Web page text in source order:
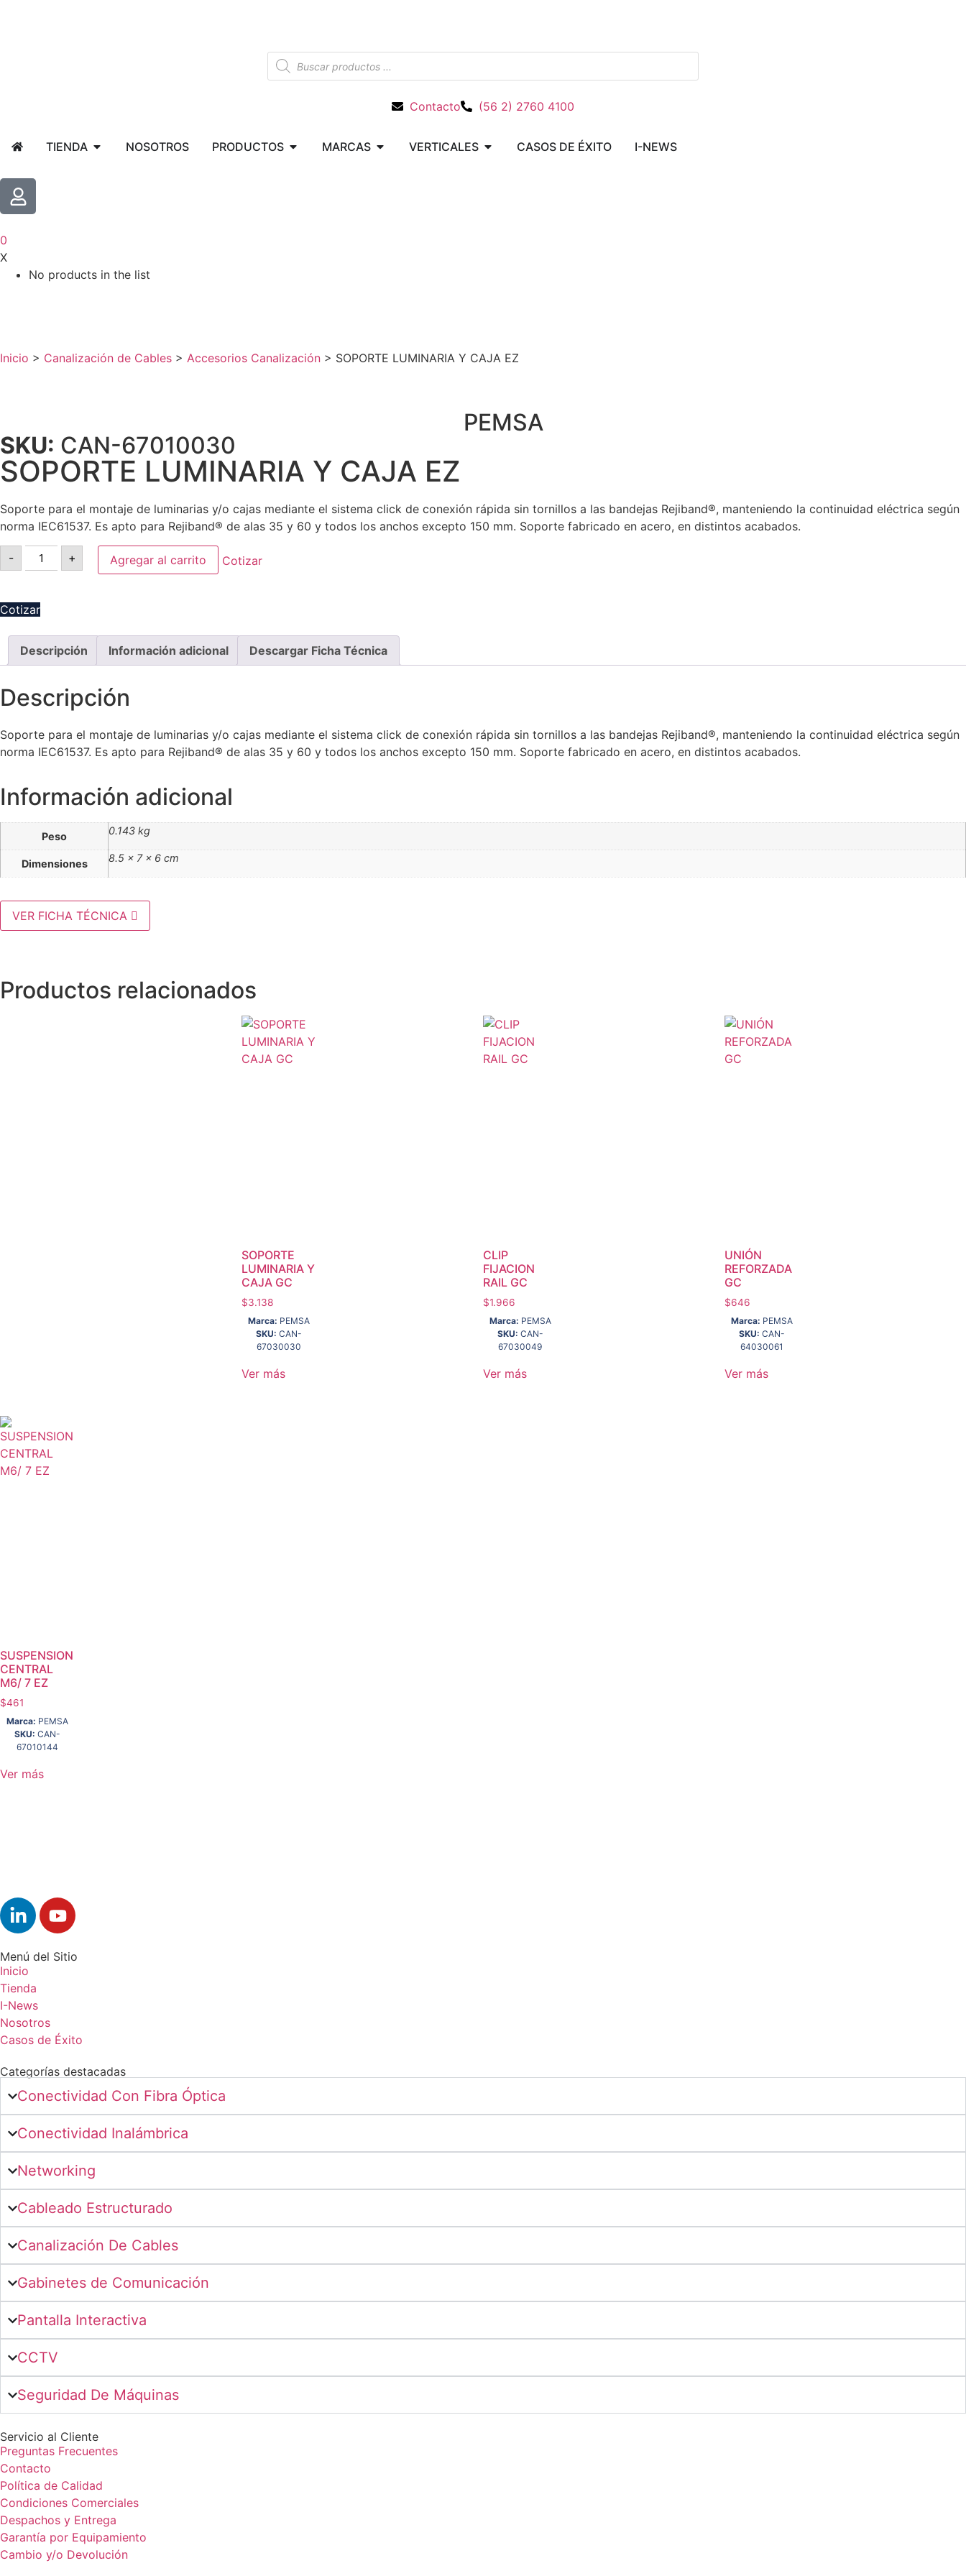
Contacto (56 2) 2760 4100
TIENDA NOSOTROS PRODUCTOS MARCAS VERTICALES CASOS DE ÉXITO I-NEWS
0
X
No products in the list
Inicio > Canalización de Cables > Accesorios Canalización > SOPORTE LUMINARIA Y CAJA EZ
PEMSA
SKU: CAN-67010030
SOPORTE LUMINARIA Y CAJA EZ
Soporte para el montaje de luminarias y/o cajas mediante el sistema click de conexión rápida sin tornillos a las bandejas Rejiband®, manteniendo la continuidad eléctrica según
norma IEC61537. Es apto para Rejiband® de alas 35 y 60 y todos los anchos excepto 150 mm. Soporte fabricado en acero, en distintos acabados.
- + Agregar al carrito Cotizar
Cotizar
Descripción Información adicional Descargar Ficha Técnica
Descripción
Soporte para el montaje de luminarias y/o cajas mediante el sistema click de conexión rápida sin tornillos a las bandejas Rejiband®, manteniendo la continuidad eléctrica según
norma IEC61537. Es apto para Rejiband® de alas 35 y 60 y todos los anchos excepto 150 mm. Soporte fabricado en acero, en distintos acabados.
Información adicional
Peso 0.143 kg
Dimensiones 8.5 × 7 × 6 cm
VER FICHA TÉCNICA
Productos relacionados
SOPORTE
LUMINARIA Y
CAJA GC
$3.138
Marca: PEMSA
SKU: CAN-
67030030
Ver más
CLIP
FIJACION
RAIL GC
$1.966
Marca: PEMSA
SKU: CAN-
67030049
Ver más
UNIÓN
REFORZADA
GC
$646
Marca: PEMSA
SKU: CAN-
64030061
Ver más
SUSPENSION
CENTRAL
M6/ 7 EZ
$461
Marca: PEMSA
SKU: CAN-
67010144
Ver más
Menú del Sitio
Inicio
Tienda
I-News
Nosotros
Casos de Éxito
Categorías destacadas
Conectividad Con Fibra Óptica
Conectividad Inalámbrica
Networking
Cableado Estructurado
Canalización De Cables
Gabinetes de Comunicación
Pantalla Interactiva
CCTV
Seguridad De Máquinas
Servicio al Cliente
Preguntas Frecuentes
Contacto
Política de Calidad
Condiciones Comerciales
Despachos y Entrega
Garantía por Equipamiento
Cambio y/o Devolución